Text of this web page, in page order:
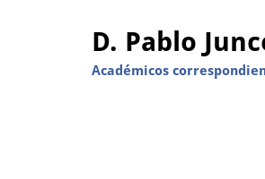
D. Pablo
Académicos